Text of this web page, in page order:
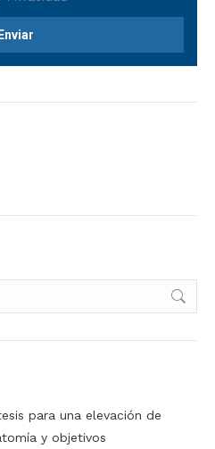
para una elevación de
y objetivos